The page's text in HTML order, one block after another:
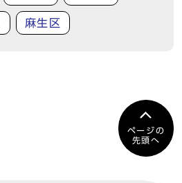
麻生区
ページの
先頭へ